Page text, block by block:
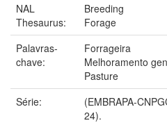
NAL
Thesaurus:
Breeding
Forage
Palavras-
chave:
Forrageira
Melhoramento
Pasture
Série:
(EMBRAPA-
24).